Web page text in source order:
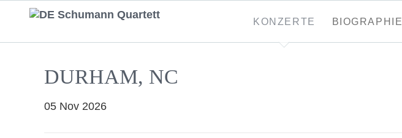
überspringen
KONZERTE BIOGRAPHIE
DURHAM, NC
05 Nov 2026